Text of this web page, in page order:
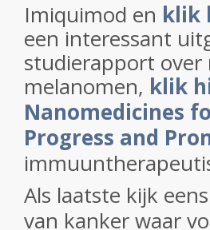
Imiquimod en klik
een interessant
studierapport
melanomen, klik
Nanomedicines
Progress and
Als laatste kijk
van kanker waar